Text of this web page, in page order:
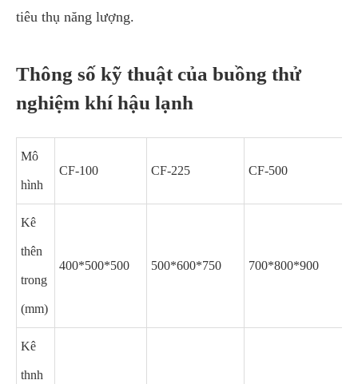
tiêu thụ năng lượng.
Thông số kỹ thuật của buồng thử
nghiệm khí hậu lạnh
Mô
hình
CF-100 CF-225 CF-500
Kê
thên
trong
(mm)
400*500*500 500*600*750 700*800*900
Kê
thnh